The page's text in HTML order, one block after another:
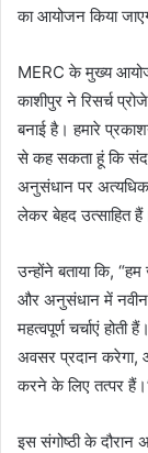
का आयोजन किया
MERC के मुख्य
काशीपुर ने रिसर्च
बनाई है। हमारे
से कह सकता हूं कि
अनुसंधान पर
लेकर बेहद उत्साहित
उन्होंने बताया कि,
और अनुसंधान में
महत्वपूर्ण चर्चाएं
अवसर प्रदान करेगा,
करने के लिए तत्पर
इस संगोष्ठी के